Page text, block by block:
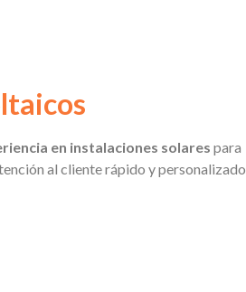
en instalaciones solares para
al cliente rápido y personalizado.